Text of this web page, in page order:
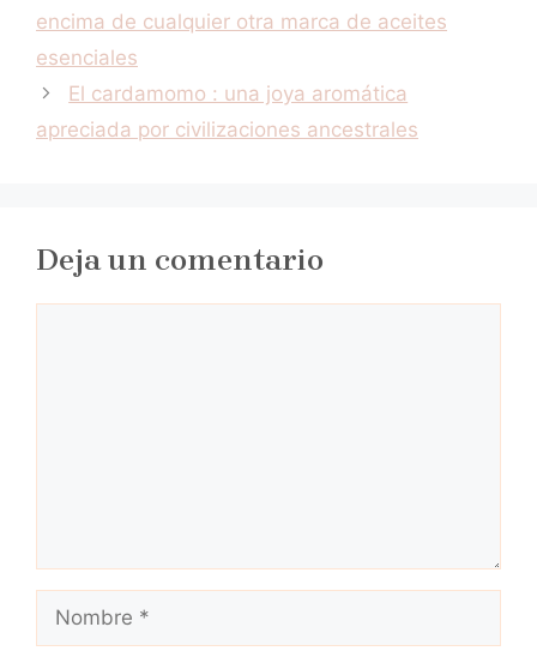
encima de cualquier otra marca de aceites
esenciales
El cardamomo : una joya aromática
apreciada por civilizaciones ancestrales
Deja un comentario
Nombre